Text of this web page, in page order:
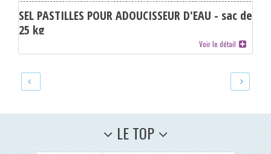
SEL PASTILLES POUR ADOUCISSEUR D'EAU - sac de
25 kg
Voir le détail
LE TOP